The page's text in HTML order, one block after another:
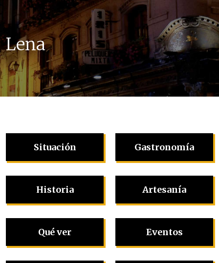
Lena
Situación
Historia
Qué ver
Gastronomía
Artesanía
Eventos